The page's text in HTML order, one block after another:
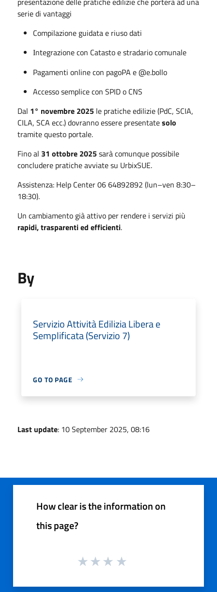
serie di vantaggi
Compilazione guidata e riuso dati
Integrazione con Catasto e stradario comunale
Pagamenti online con pagoPA e @e.bollo
Accesso semplice con SPID o CNS
Dal 1° novembre 2025 le pratiche edilizie (PdC, SCIA,
CILA, SCA ecc.) dovranno essere presentatesolo
tramite questo portale.
Fino al 31 ottobre 2025sarà comunque possibile
concludere pratiche avviate su UrbixSUE.
Assistenza: Help Center 06 64892892 (lun–ven 8:30–
18:30).
Un cambiamento già attivo per rendere i servizi più
rapidi, trasparenti ed efficienti.
By
Servizio Attività Edilizia Libera e
Semplificata (Servizio 7)
GO TO PAGE
Last update: 10 September 2025, 08:16
How clear is the information on
this page?